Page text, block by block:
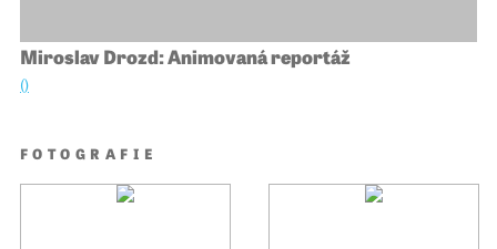
Miroslav Drozd: Animovaná reportáž
()
FOTOGRAFIE